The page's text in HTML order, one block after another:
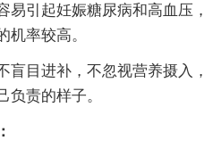
易引起妊娠糖尿病和高血压，
机率较高。
盲目进补，不忽视营养摄入，
负责的样子。